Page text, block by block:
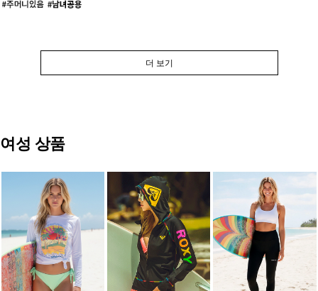
더 보기
여성 상품